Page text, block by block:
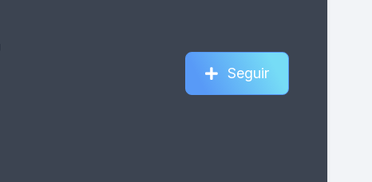
Seguir